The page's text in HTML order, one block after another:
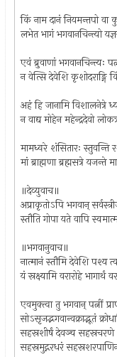
किं नाम दानं नियमन्तपो वा
लभेत भागं भगवानचिन्त्यो
एवं ब्रुवाणां भगवानचिन्त्यः
न वेत्सि देवेशि कृशोदराङ्गि
अहं हि जानामि विशालनेत्रे
न वाद्य मोहेन महेन्द्रदेवो
मामध्वरे शंसितारः स्तुवन्ति
मां ब्राह्मणा ब्रह्मसत्रे
॥देव्युवाच॥
अप्राकृतोऽपि भगवान्
स्तौति गोपा यते वापि
॥भगवानुवाच॥
नात्मानं स्तौमि देवेशि पश्य
यं स्रक्ष्यामि वरारोहे भागार्थं
एवमुक्त्वा तु भगवान् पत्नीं
सोऽसृजद्भगवान्वक्राद्भूतं
सहस्रशीर्षं देवञ्च सहस्रचरणे
सहस्रमुद्गरधरं